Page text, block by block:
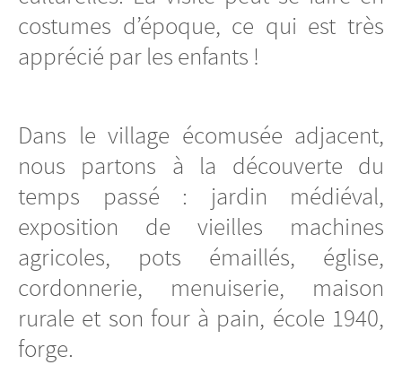
costumes d’époque, ce qui est très
apprécié par les enfants !
Dans le village écomusée adjacent,
nous partons à la découverte du
temps passé : jardin médiéval,
exposition de vieilles machines
agricoles, pots émaillés, église,
cordonnerie, menuiserie, maison
rurale et son four à pain, école 1940,
forge.